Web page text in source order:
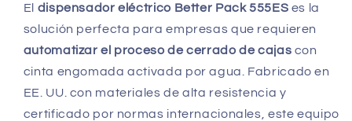
cinta
cinta
El dispensador eléctrico Better Pack 555ES es la
solución perfecta para empresas que requieren
automatizar el proceso de cerrado de cajas con
cinta engomada activada por agua. Fabricado en
EE. UU. con materiales de alta resistencia y
certificado por normas internacionales, este equipo